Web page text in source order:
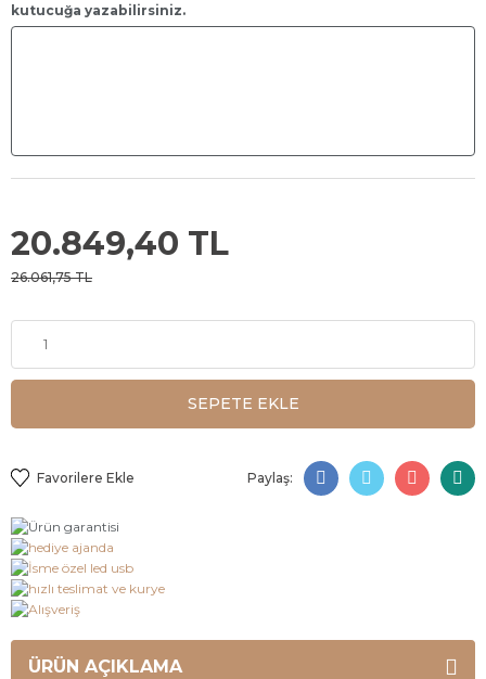
kutucuğa yazabilirsiniz.
20.849,40 TL
26.061,75 TL
SEPETE EKLE
Paylaş:
ÜRÜN AÇIKLAMA